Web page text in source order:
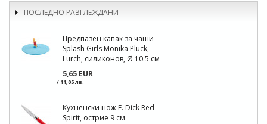
ПОСЛЕДНО РАЗГЛЕЖДАНИ
Предпазен капак за чаши
Splash Girls Monika Pluck,
Lurch, силиконов, Ø 10.5 см
5,65 EUR
/ 11,05 лв.
Кухненски нож F. Dick Red
Spirit, острие 9 см